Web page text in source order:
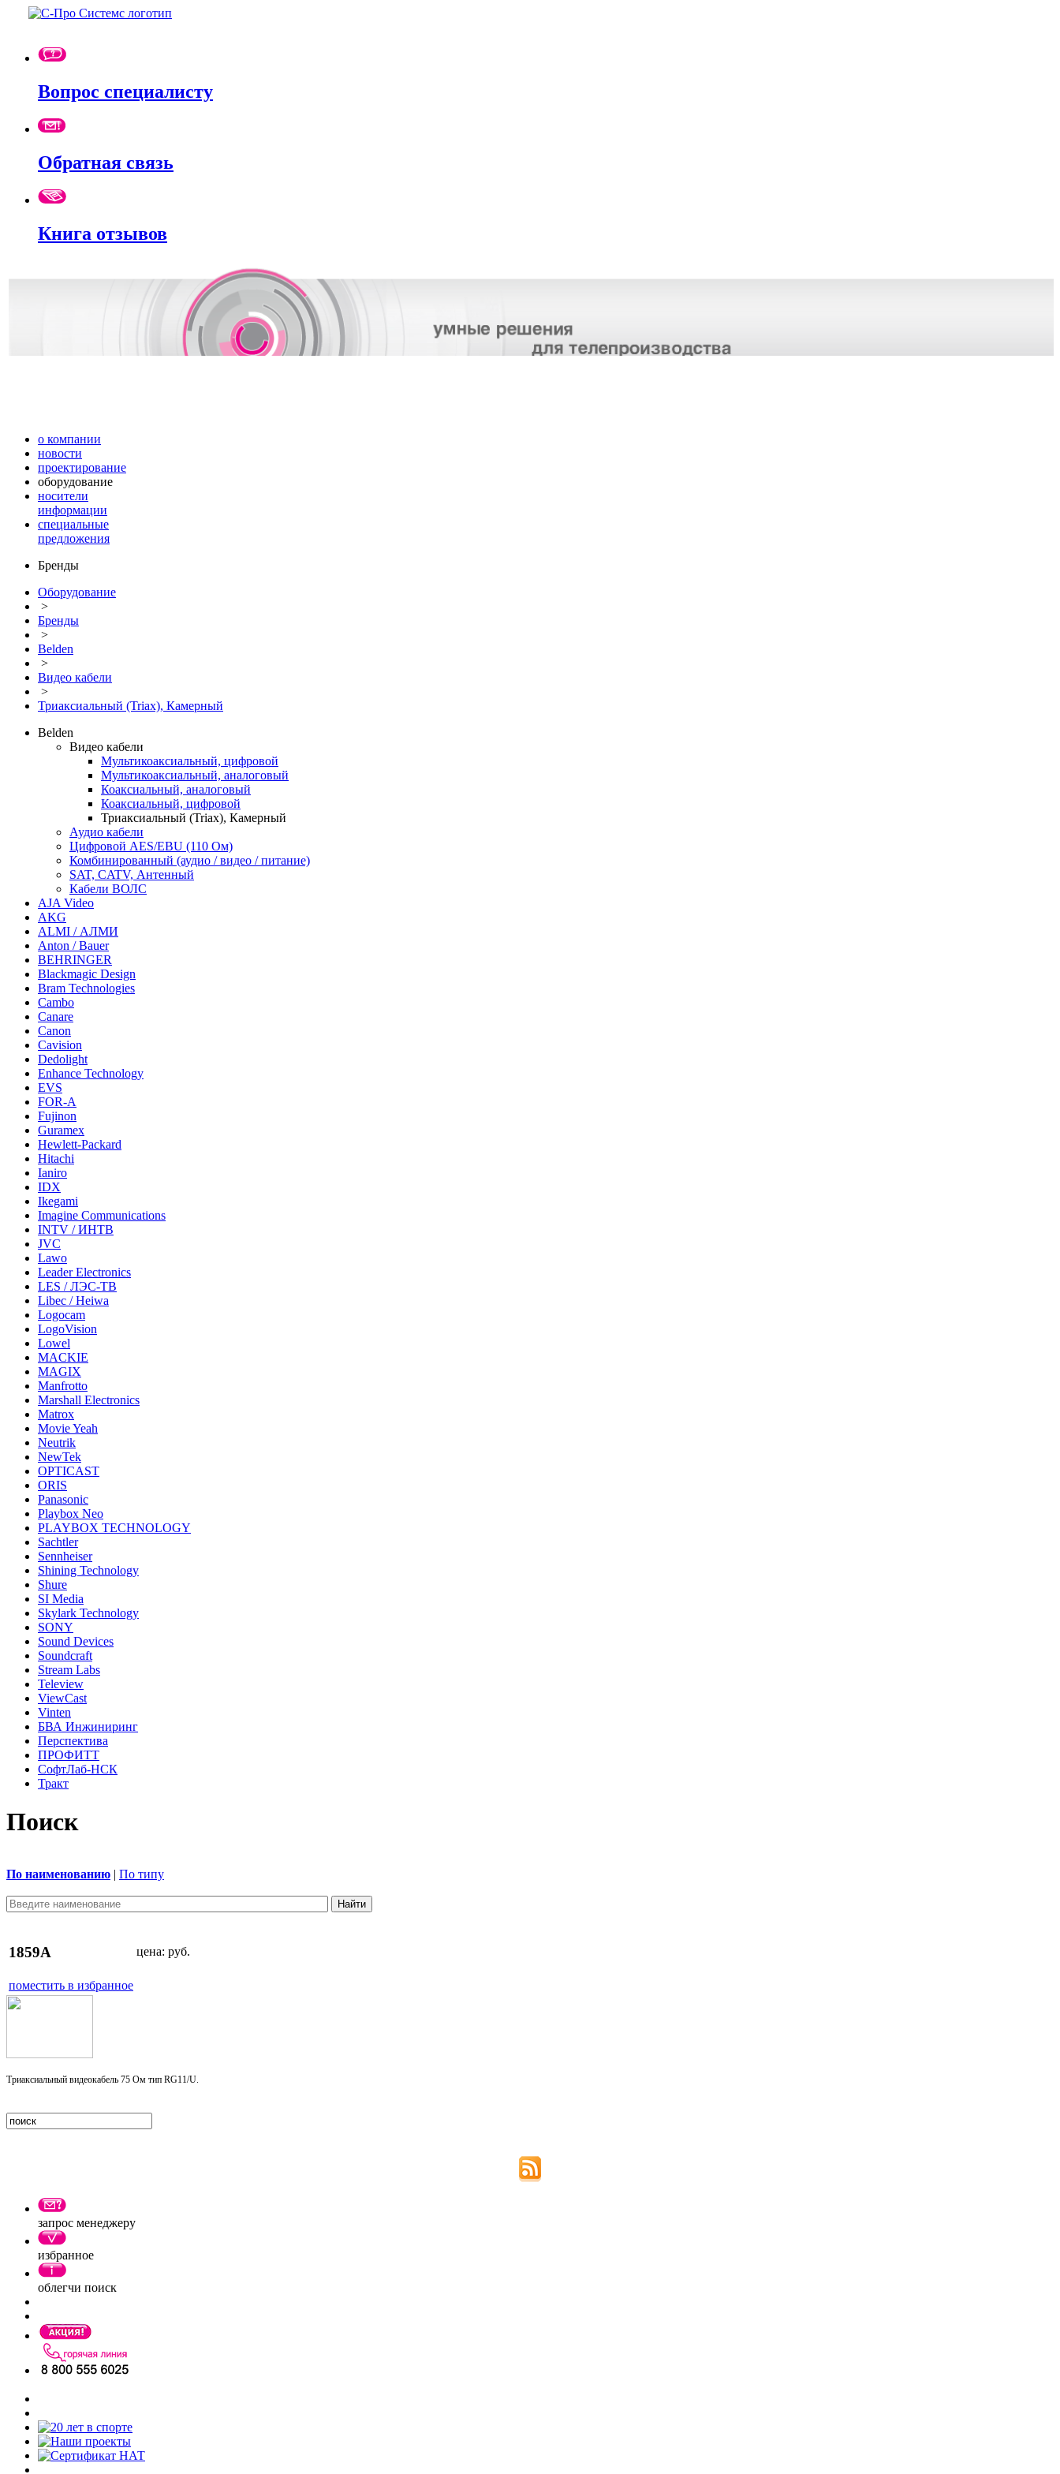
Вопрос специалисту
Обратная связь
Книга отзывов
о компании
новости
проектирование
оборудование
носители
информации
специальные
предложения
Бренды
Оборудование
>
Бренды
>
Belden
>
Видео кабели
>
Триаксиальный (Triax), Камерный
Belden
Видео кабели
Мультикоаксиальный, цифровой
Мультикоаксиальный, аналоговый
Коаксиальный, аналоговый
Коаксиальный, цифровой
Триаксиальный (Triax), Камерный
Аудио кабели
Цифровой AES/EBU (110 Ом)
Комбинированный (аудио / видео / питание)
SAT, CATV, Антенный
Кабели ВОЛС
AJA Video
AKG
ALMI / АЛМИ
Anton / Bauer
BEHRINGER
Blackmagic Design
Bram Technologies
Cambo
Canare
Canon
Cavision
Dedolight
Enhance Technology
EVS
FOR-A
Fujinon
Guramex
Hewlett-Packard
Hitachi
Ianiro
IDX
Ikegami
Imagine Communications
INTV / ИНТВ
JVC
Lawo
Leader Electronics
LES / ЛЭС-ТВ
Libec / Heiwa
Logocam
LogoVision
Lowel
MACKIE
MAGIX
Manfrotto
Marshall Electronics
Matrox
Movie Yeah
Neutrik
NewTek
OPTICAST
ORIS
Panasonic
Playbox Neo
PLAYBOX TECHNOLOGY
Sachtler
Sennheiser
Shining Technology
Shure
SI Media
Skylark Technology
SONY
Sound Devices
Soundcraft
Stream Labs
Teleview
ViewCast
Vinten
БВА Инжиниринг
Перспектива
ПРОФИТТ
СофтЛаб-НСК
Тракт
Поиск
По наименованию По типу
1859A цена: руб.
поместить в избранное
Триаксиальный видеокабель 75 Ом тип RG11/U.
запрос менеджеру
избранное
облегчи поиск